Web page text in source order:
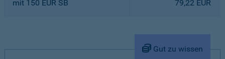
mit 150 EUR SB 79,22 EUR
Gut zu wissen